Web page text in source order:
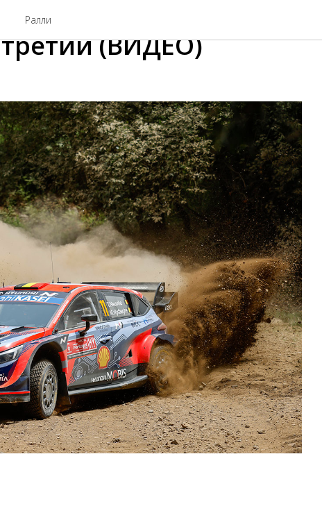
Ралли
СУ8: проблемы у
(ВИДЕО)